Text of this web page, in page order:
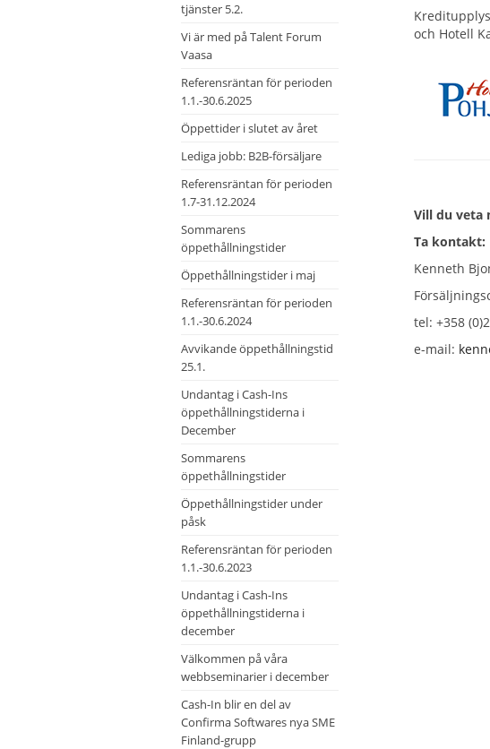
tjänster 5.2.
Vi är med på Talent Forum
Vaasa
Referensräntan för perioden
1.1.-30.6.2025
Öppettider i slutet av året
Lediga jobb: B2B-försäljare
Referensräntan för perioden
1.7-31.12.2024
Sommarens
öppethållningstider
Öppethållningstider i maj
Referensräntan för perioden
1.1.-30.6.2024
Avvikande öppethållningstid
25.1.
Undantag i Cash-Ins
öppethållningstiderna i
December
Sommarens
öppethållningstider
Öppethållningstider under
påsk
Referensräntan för perioden
1.1.-30.6.2023
Undantag i Cash-Ins
öppethållningstiderna i
december
Välkommen på våra
webbseminarier i december
Cash-In blir en del av
Confirma Softwares nya SME
Finland-grupp
och Hotell
Vill du veta
Ta kontakt:
Kenneth
tel: +358
e-mail: